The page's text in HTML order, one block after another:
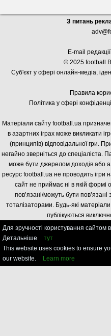
З питань
E-mail
© 2025 football
Суб'єкт у сфері онлайн-медіа, і
Правила
Політика у сфері
Матеріали сайту football.ua
в азартних іграх може викликати
(принципів) відповідальної гри.
негайно зверніться до спеціаліста.
може бути джерелом доходів або
ресурс football.ua не проводить ігри
сайт не приймає ні в якій формі
пов’язані/можуть бути
тоталізаторами. Будь-які
публікуються
Для зручності користування сайтом
Детальніше
тут
This website uses cookies to ensure
our website.
Learn more